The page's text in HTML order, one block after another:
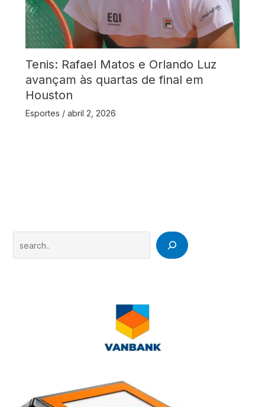
Tenis: Rafael Matos e Orlando Luz
avançam às quartas de final em
Houston
Esportes / abril 2, 2026